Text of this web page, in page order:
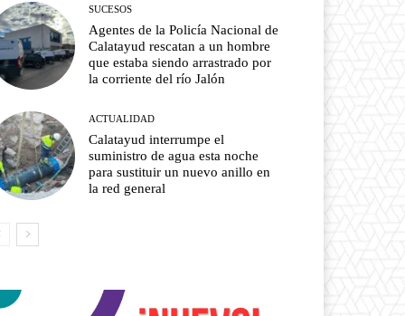
SUCESOS
Agentes de la Policía Nacional de
Calatayud rescatan a un hombre
que estaba siendo arrastrado por
la corriente del río Jalón
ACTUALIDAD
Calatayud interrumpe el
suministro de agua esta noche
para sustituir un nuevo anillo en
la red general